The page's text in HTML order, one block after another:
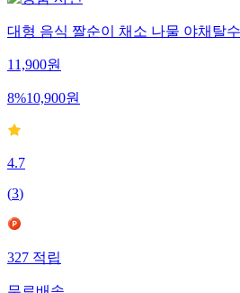
대형 음식 짤순이 채소 나물 야채탈
11,900원
8%10,900원
4.7
(3)
327적립